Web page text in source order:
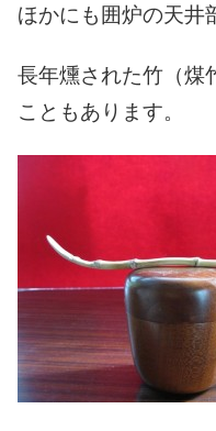
ほかにも囲炉の天井
長年燻された竹（煤
こともあります。